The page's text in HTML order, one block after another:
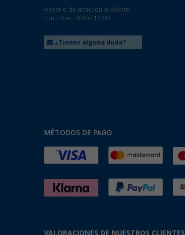
Horario de atención al cliente:
Lun. - Vier.: 8:00 - 17:00
¿Tienes alguna duda?
MÉTODOS DE PAGO
VALORACIONES DE NUESTROS CLIENTES